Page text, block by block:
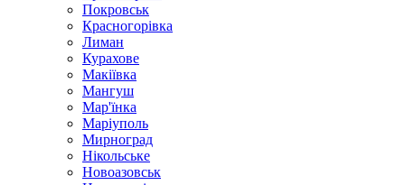
Покровськ
Красногорівка
Лиман
Курахове
Макіївка
Мангуш
Мар'їнка
Маріуполь
Мирноград
Нікольське
Новоазовськ